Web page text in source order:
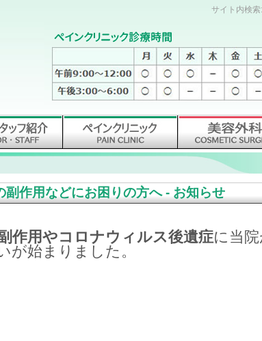
サイト内検索:
副作用などにお困りの方へ - お知らせ
作用やコロナウィルス後遺症に当
が始まりました。